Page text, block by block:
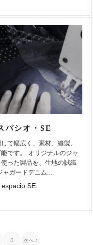
パシオ・SE
て幅広く、素材、縫製、
です。 オリジナルのジャ
った製品を、生地の試織
ガードデニム...
espacio.SE.
3 次へ ›